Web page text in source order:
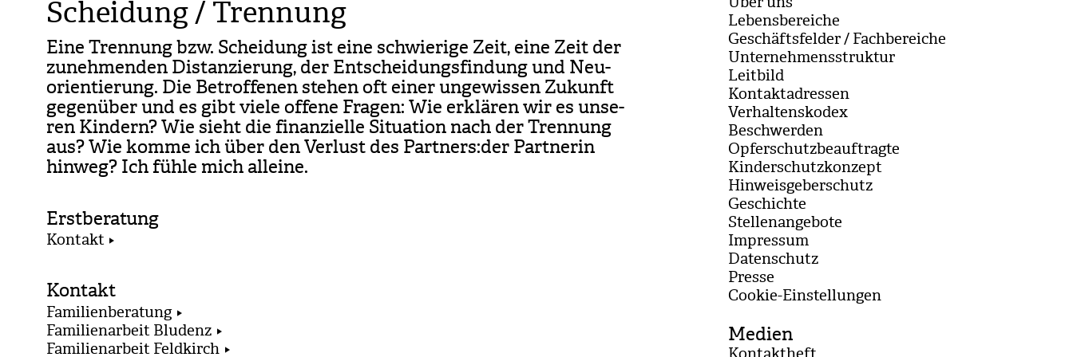
Scheidung / Trennung
Eine Tren­nung bzw. Schei­dung ist eine schwie­rige Zeit, eine Zeit der
zuneh­men­den Dis­tan­zie­rung, der Ent­schei­dungs­fin­dung und Neu­
ori­en­tie­rung. Die Betrof­fe­nen ste­hen oft einer unge­wis­sen Zukunft
gegen­über und es gibt viele offene Fra­gen: Wie erklä­ren wir es unse­
ren Kin­dern? Wie sieht die finan­zi­elle Situa­tion nach der Tren­nung
aus? Wie komme ich über den Ver­lust des Part­ners:der Part­ne­rin
hin­weg? Ich fühle mich alleine.
Erstberatung
Kontakt
Kontakt
Familienberatung
Familienarbeit Bludenz
Familienarbeit Feldkirch
Lebensbereiche
Geschäftsfelder / Fachbereiche
Unternehmensstruktur
Leitbild
Kontaktadressen
Verhaltenskodex
Beschwerden
Opferschutzbeauftragte
Kinderschutzkonzept
Hinweisgeberschutz
Geschichte
Stellenangebote
Impressum
Datenschutz
Presse
Coo­kie-Ein­stel­lun­gen
Medien